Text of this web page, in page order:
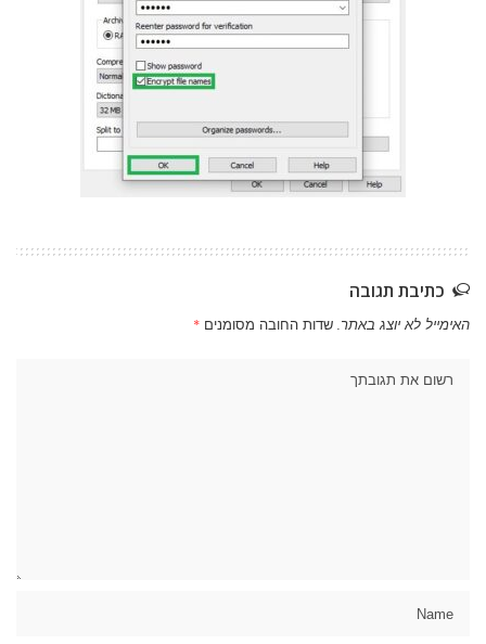
כתיבת תגובה
האימייל לא יוצג באתר. שדות החובה מסומנים *